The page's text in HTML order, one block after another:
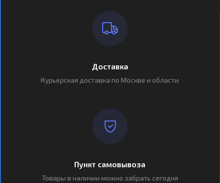
Доставка
Курьерская доставка по Москве и области
Пункт самовывоза
Товары в наличии можно забрать сегодня